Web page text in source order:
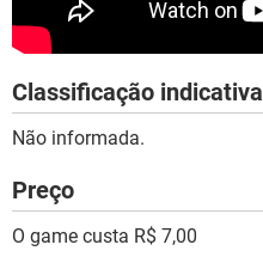
Classificação indicativa
Não informada.
Preço
O game custa R$ 7,00